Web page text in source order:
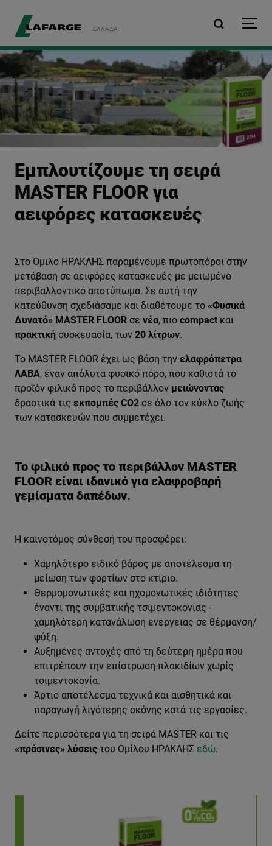
ΕΛΛΆΔΑ
Εμπλουτίζουμε τη σειρά
MASTER FLOOR για
αειφόρες κατασκευές
Στο Όμιλο ΗΡΑΚΛΗΣ παραμένουμε πρωτοπόροι στην
μετάβαση σε αειφόρες κατασκευές με μειωμένο
περιβαλλοντικό αποτύπωμα. Σε αυτή την
κατεύθυνση σχεδιάσαμε και διαθέτουμε το «Φυσικά
Δυνατό» MASTER FLOOR σε νέα, πιο compact και
πρακτική συσκευασία, των 20 λίτρων.
Το MASTER FLOOR έχει ως βάση την ελαφρόπετρα
ΛΑΒΑ, έναν απόλυτα φυσικό πόρο, που καθιστά το
προϊόν φιλικό προς το περιβάλλον μειώνοντας
δραστικά τις εκπομπές CO2 σε όλο τον κύκλο ζωής
των κατασκευών που συμμετέχει.
Το φιλικό προς το περιβάλλον MASTER
FLOOR είναι ιδανικό για ελαφροβαρή
γεμίσματα δαπέδων.
Η καινοτόμος σύνθεσή του προσφέρει:
Χαμηλότερο ειδικό βάρος με αποτέλεσμα τη
μείωση των φορτίων στο κτίριο.
Θερμομονωτικές και ηχομονωτικές ιδιότητες
έναντι της συμβατικής τσιμεντοκονίας -
χαμηλότερη κατανάλωση ενέργειας σε θέρμανση/
ψύξη.
Αυξημένες αντοχές από τη δεύτερη ημέρα που
επιτρέπουν την επίστρωση πλακιδίων χωρίς
τσιμεντοκονία.
Άρτιο αποτέλεσμα τεχνικά και αισθητικά και
παραγωγή λιγότερης σκόνης κατά τις εργασίες.
Δείτε περισσότερα για τη σειρά MASTER και τις
«πράσινες» λύσεις του Ομίλου ΗΡΑΚΛΗΣ εδώ.